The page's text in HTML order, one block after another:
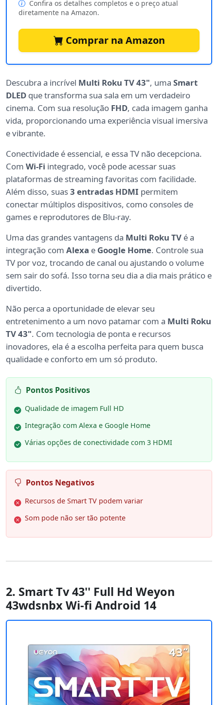
Confira os detalhes completos e o preço atual
diretamente na Amazon.
Comprar na Amazon
Descubra a incrível Multi Roku TV 43", uma Smart
DLED que transforma sua sala em um verdadeiro
cinema. Com sua resolução FHD, cada imagem ganha
vida, proporcionando uma experiência visual imersiva
e vibrante.
Conectividade é essencial, e essa TV não decepciona.
Com Wi-Fi integrado, você pode acessar suas
plataformas de streaming favoritas com facilidade.
Além disso, suas3 entradas HDMI permitem
conectar múltiplos dispositivos, como consoles de
games e reprodutores de Blu-ray.
Uma das grandes vantagens da Multi Roku TV é a
integração com Alexa e Google Home. Controle sua
TV por voz, trocando de canal ou ajustando o volume
sem sair do sofá. Isso torna seu dia a dia mais prático e
divertido.
Não perca a oportunidade de elevar seu
entretenimento a um novo patamar com a Multi Roku
TV 43". Com tecnologia de ponta e recursos
inovadores, ela é a escolha perfeita para quem busca
qualidade e conforto em um só produto.
Pontos Positivos
Qualidade de imagem Full HD
Integração com Alexa e Google Home
Várias opções de conectividade com 3 HDMI
Pontos Negativos
Recursos de Smart TV podem variar
Som pode não ser tão potente
2. Smart Tv 43'' Full Hd Weyon
43wdsnbx Wi-fi Android 14